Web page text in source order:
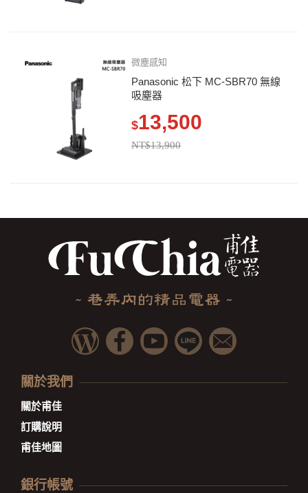
微塵感知
Panasonic 松下 MC-SBR70 無線
吸塵器
$13,500
NT$13,900
關於我們
關於甫佳
訂購說明
甫佳地圖
銀行帳號